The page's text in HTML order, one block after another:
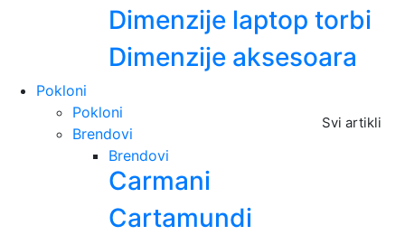
Dimenzije laptop torbi
Dimenzije aksesoara
Pokloni
Svi artikli
Pokloni
Brendovi
Brendovi
Carmani
Cartamundi